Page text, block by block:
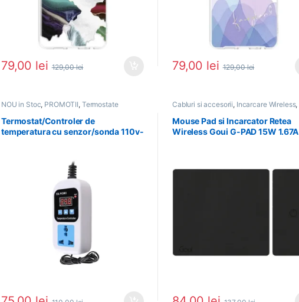
79,00 lei 129,00lei 79,00 lei 129,00lei
NOU in Stoc, PROMOTII, Termostate
Termostat/Controler de
temperatura cu senzor/sonda 110v-
Cabluri si accesorii, Incarcare Wireless,
Mouse Pad si Incarcator Retea
Wireless Goui G-PAD 15W 1.67A